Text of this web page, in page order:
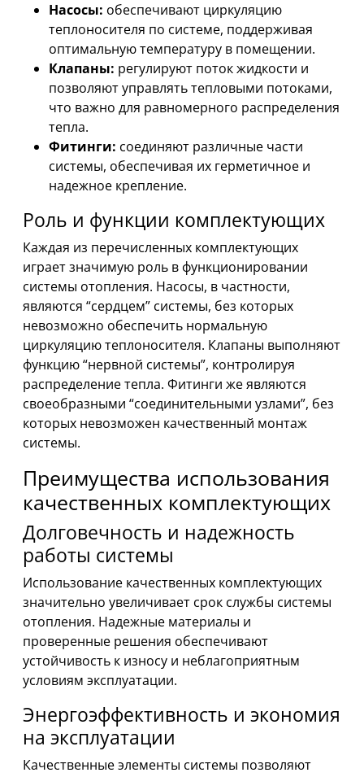
Насосы: обеспечивают циркуляцию
теплоносителя по системе, поддерживая
оптимальную температуру в помещении.
Клапаны: регулируют поток жидкости и
позволяют управлять тепловыми потоками,
что важно для равномерного распределения
тепла.
Фитинги: соединяют различные части
системы, обеспечивая их герметичное и
надежное крепление.
Роль и функции комплектующих
Каждая из перечисленных комплектующих
играет значимую роль в функционировании
системы отопления. Насосы, в частности,
являются “сердцем” системы, без которых
невозможно обеспечить нормальную
циркуляцию теплоносителя. Клапаны выполняют
функцию “нервной системы”, контролируя
распределение тепла. Фитинги же являются
своеобразными “соединительными узлами”, без
которых невозможен качественный монтаж
системы.
Преимущества использования
качественных комплектующих
Долговечность и надежность
работы системы
Использование качественных комплектующих
значительно увеличивает срок службы системы
отопления. Надежные материалы и
проверенные решения обеспечивают
устойчивость к износу и неблагоприятным
условиям эксплуатации.
Энергоэффективность и экономия
на эксплуатации
Качественные элементы системы позволяют